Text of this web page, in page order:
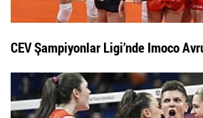
CEV Şampiyonlar Ligi’nde Imoco